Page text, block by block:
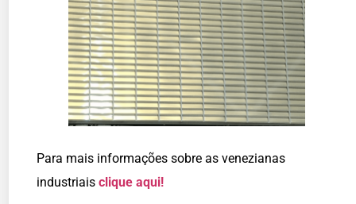
Para mais informações sobre as venezianas
industriais clique aqui!